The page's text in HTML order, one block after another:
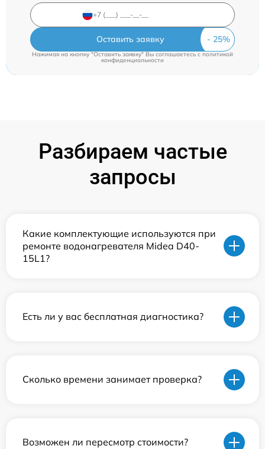
Оставить заявку
Нажимая на кнопку "Оставить заявку" Вы соглашаетесь cполитикой
конфиденциальности
Разбираем частые
запросы
Какие комплектующие используются при
ремонте водонагревателя Midea D40-
15L1?
Есть ли у вас бесплатная диагностика?
Сколько времени занимает проверка?
Возможен ли пересмотр стоимости?